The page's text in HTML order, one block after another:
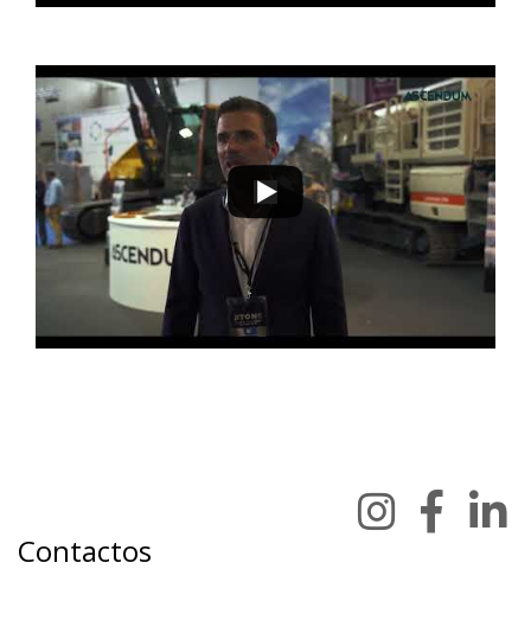
Contactos